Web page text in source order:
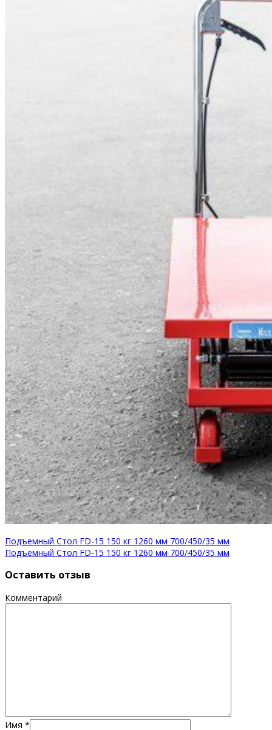
Подъемный Стол FD-15 150 кг 1260 мм 700/450/35 мм
Подъемный Стол FD-15 150 кг 1260 мм 700/450/35 мм
Оставить отзыв
Комментарий
Имя *